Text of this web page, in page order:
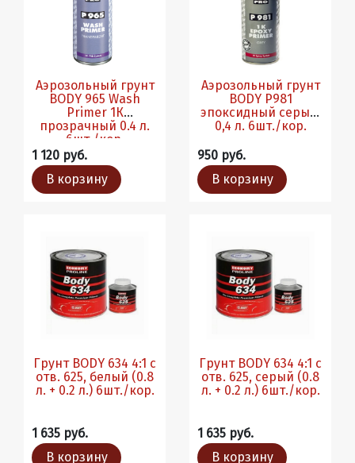
Аэрозольный грунт
BODY 965 Wash
Primer 1К
прозрачный 0.4 л.
6шт./кор.
1 120 руб.
В корзину
Аэрозольный грунт
BODY Р981
эпоксидный серый,
0,4 л. 6шт./кор.
950 руб.
В корзину
Грунт BODY 634 4:1 с
отв. 625, белый (0.8
л. + 0.2 л.) 6шт./кор.
1 635 руб.
В корзину
Грунт BODY 634 4:1 с
отв. 625, серый (0.8
л. + 0.2 л.) 6шт./кор.
1 635 руб.
В корзину